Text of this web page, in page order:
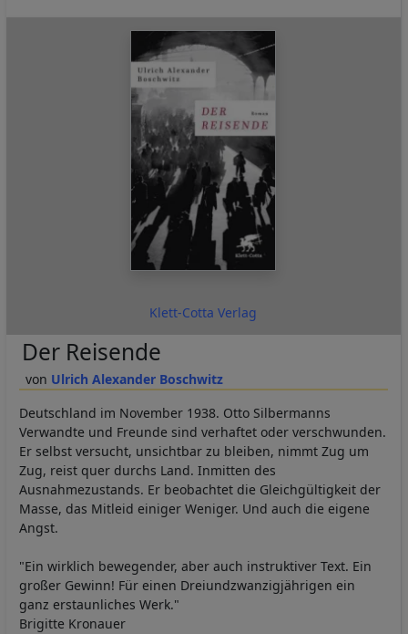
Klett-Cotta Verlag
Ulrich Alexander Boschwitz
Der Reisende
Deutschland im November 1938. Otto Silbermanns
Verwandte und Freunde sind verhaftet oder verschwunden.
Er selbst versucht, unsichtbar zu bleiben, nimmt Zug um
Zug, reist quer durchs Land. Inmitten des
Ausnahmezustands. Er beobachtet die Gleichgültigkeit der
Masse, das Mitleid einiger Weniger. Und auch die eigene
Angst.
"Ein wirklich bewegender, aber auch instruktiver Text. Ein
großer Gewinn! Für einen Dreiundzwanzigjährigen ein
ganz erstaunliches Werk."
Brigitte Kronauer